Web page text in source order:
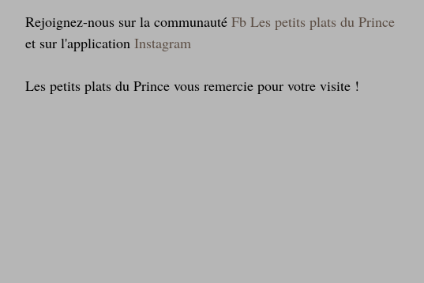
Rejoignez-nous sur la communauté Fb Les petits plats du Prince
et sur l'application Instagram
Les petits plats du Prince vous remercie pour votre visite !